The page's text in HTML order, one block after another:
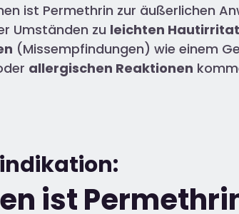
ist Permethrin zur äußerlichen
Umständen zu leichten
(Missempfindungen) wie einem
allergischen Reaktionen
ist